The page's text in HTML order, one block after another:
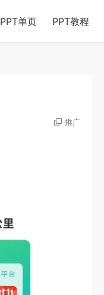
PPT单页 PPT教程
推广